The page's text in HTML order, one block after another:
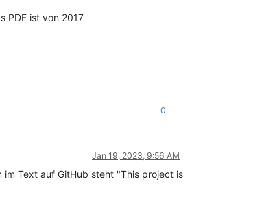
PDF ist von 2017
0
Jan 19, 2023, 9:56 AM
im Text auf GitHub steht "This project is